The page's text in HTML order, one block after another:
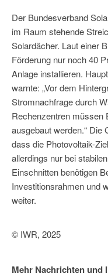
Der Bundesverband
im Raum stehende
Solardächer. Laut einer
Förderung nur noch 40
Anlage installieren.
warnte: „Vor dem
Stromnachfrage durch
Rechenzentren müssen
ausgebaut werden.“ Die
dass die Photovoltaik-
allerdings nur bei
Einschnitten benötigen
Investitionsrahmen und
weiter.
© IWR, 2025
Mehr Nachrichten und